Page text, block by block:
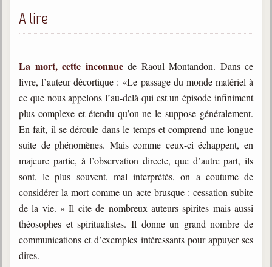
Sujets du mois
Maximes
Enregistrements
séance d'aide spirituelle
Diaporamas
Powerpoints
Enseignement
Cours dispensés au Centre
L'Agora
Consultez les réponses
A lire
La mort, cette inconnue de Raoul Montandon. Dans ce
livre, l’auteur décortique : «Le passage du monde matériel à
ce que nous appelons l’au-delà qui est un épisode infiniment
plus complexe et étendu qu’on ne le suppose généralement.
En fait, il se déroule dans le temps et comprend une longue
suite de phénomènes. Mais comme ceux-ci échappent, en
majeure partie, à l’observation directe, que d’autre part, ils
sont, le plus souvent, mal interprétés, on a coutume de
considérer la mort comme un acte brusque : cessation subite
de la vie. » Il cite de nombreux auteurs spirites mais aussi
théosophes et spiritualistes. Il donne un grand nombre de
communications et d’exemples intéressants pour appuyer ses
dires.